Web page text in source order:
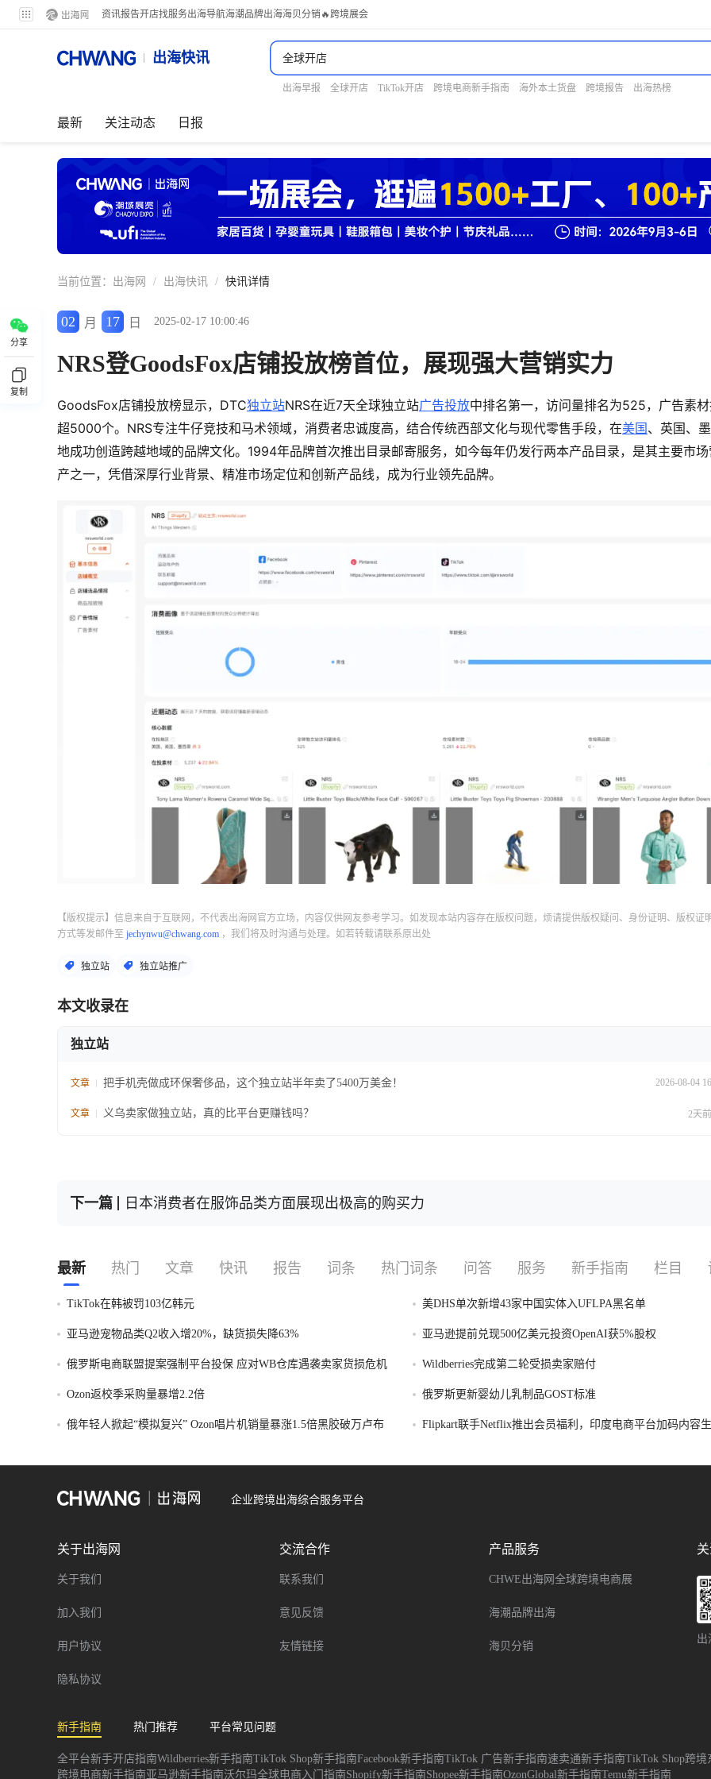
资讯报告开店找服务出海导航海潮品牌出海海贝分销 🔥跨境展会
出海快讯
出海早报 全球开店 TikTok开店 跨境电商新手指南 海外本土货盘 跨境报告 出海热榜
最新 关注动态 日报
当前位置： 出海网 / 出海快讯 / 快讯详情
分享
复制
02 月 17 日 2025-02-17 10:00:46
NRS登GoodsFox店铺投放榜首位，展现强大营销实力
GoodsFox店铺投放榜显示，DTC独立站NRS在近7天全球独立站广告投放中排名第一，访问量排名为525，广告素
超5000个。NRS专注牛仔竞技和马术领域，消费者忠诚度高，结合传统西部文化与现代零售手段，在美国、英国、
地成功创造跨越地域的品牌文化。1994年品牌首次推出目录邮寄服务，如今每年仍发行两本产品目录，是其主要市
产之一，凭借深厚行业背景、精准市场定位和创新产品线，成为行业领先品牌。
【版权提示】信息来自于互联网，不代表出海网官方立场，内容仅供网友参考学习。如发现本站内容存在版权问题，烦请提供版权疑问、身份证明、版权证
方式等发邮件至 jechynwu@chwang.com ，我们将及时沟通与处理。如若转载请联系原出处
独立站 独立站推广
本文收录在
独立站
文章 把手机壳做成环保奢侈品，这个独立站半年卖了5400万美金！ 2026-08-04
文章 义乌卖家做独立站，真的比平台更赚钱吗？ 2天
下一篇 日本消费者在服饰品类方面展现出极高的购买力
最新 热门 文章 快讯 报告 词条 热门词条 问答 服务 新手指南 栏目
TikTok在韩被罚103亿韩元 美DHS单次新增43家中国实体入UFLPA黑名单
亚马逊宠物品类Q2收入增20%，缺货损失降63% 亚马逊提前兑现500亿美元投资OpenAI获5%股权
俄罗斯电商联盟提案强制平台投保 应对WB仓库遇袭卖家货损危机 Wildberries完成第二轮受损卖家赔付
Ozon返校季采购量暴增2.2倍 俄罗斯更新婴幼儿乳制品GOST标准
俄年轻人掀起“模拟复兴” Ozon唱片机销量暴涨1.5倍黑胶破万卢布 Flipkart联手Netflix推出会员福利，印度电商平台加码内容
企业跨境出海综合服务平台
关于出海网
关于我们
加入我们
用户协议
隐私协议
交流合作
联系我们
意见反馈
友情链接
产品服务
CHWE出海网全球跨境电商展
海潮品牌出海
海贝分销
出
新手指南 热门推荐 平台常见问题
全平台新手开店指南Wildberries新手指南TikTok Shop新手指南Facebook新手指南TikTok 广告新手指南速卖通新手指南TikTok Shop跨
跨境电商新手指南亚马逊新手指南沃尔玛全球电商入门指南Shopify新手指南Shopee新手指南OzonGlobal新手指南Temu新手指南